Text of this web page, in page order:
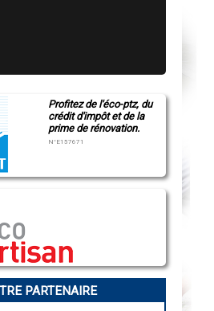
Profitez de l'éco-ptz, du
crédit d'impôt et de la
prime de rénovation.
N°E157671
PARTENAIRE